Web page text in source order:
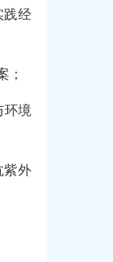
践经
；
环境
紫外